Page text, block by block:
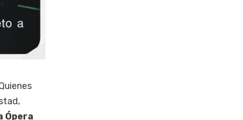
Ópera